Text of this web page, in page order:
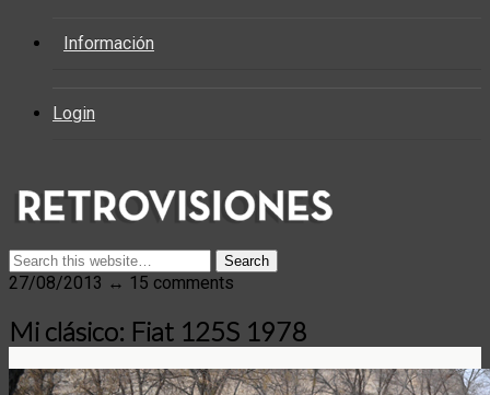
Información
Login
27/08/2013 ↔ 15 comments
Mi clásico: Fiat 125S 1978